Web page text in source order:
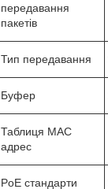
передавання
пакетів
Тип передавання
Буфер
Таблиця МАС
адрес
PoE стандарти